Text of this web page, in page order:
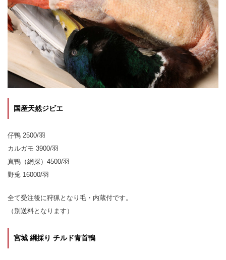
国産天然ジビエ
仔鴨 2500/羽
カルガモ 3900/羽
真鴨（網採）4500/羽
野兎 16000/羽
全て受注後に狩猟となり毛・内蔵付です。
（別送料となります）
宮城 綱採り チルド青首鴨